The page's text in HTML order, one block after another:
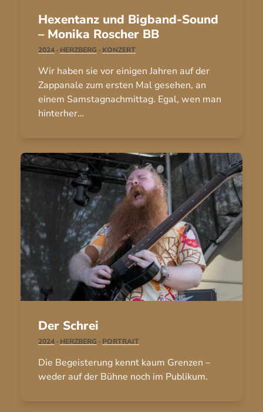
Hexentanz und Bigband-Sound
– Monika Roscher BB
2024· HERZBERG · KONZERT
Wir haben sie vor einigen Jahren auf der
Zappanale zum ersten Mal gesehen, an
einem Samstagnachmittag. Egal, wen man
hinterher…
Der Schrei
2024· HERZBERG · PORTRAIT
Die Begeisterung kennt kaum Grenzen –
weder auf der Bühne noch im Publikum.